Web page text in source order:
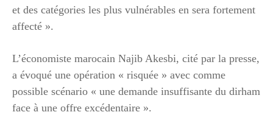
et des catégories les plus vulnérables en sera fortement
affecté ».
L’économiste marocain Najib Akesbi, cité par la presse,
a évoqué une opération « risquée » avec comme
possible scénario « une demande insuffisante du dirham
face à une offre excédentaire ».